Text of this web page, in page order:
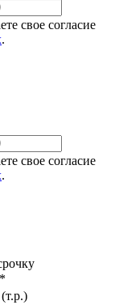
свое согласие
.
свое согласие
.